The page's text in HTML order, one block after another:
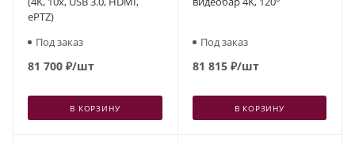
ePTZ)
Под заказ
81 700 ₽/шт
В КОРЗИНУ
Под заказ
81 815₽/шт
В КОРЗИНУ